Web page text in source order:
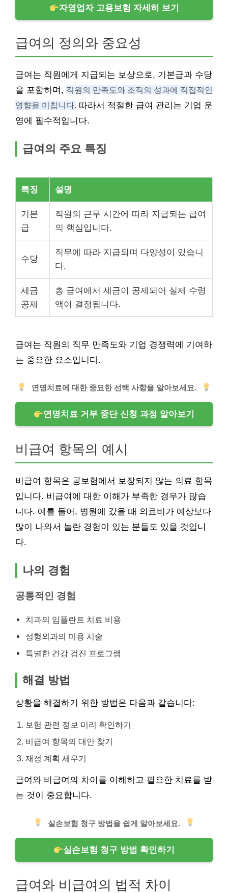
자영업자 고용보험 자세히 보기
급여의 정의와 중요성
급여는 직원에게 지급되는 보상으로, 기본급과 수당
을 포함하며, 직원의 만족도와 조직의 성과에 직접적인
영향을 미칩니다. 따라서 적절한 급여 관리는 기업 운
영에 필수적입니다.
급여의 주요 특징
특징 설명
기본
급
직원의 근무 시간에 따라 지급되는 급여
의 핵심입니다.
수당
직무에 따라 지급되며 다양성이 있습니
다.
세금
공제
총 급여에서 세금이 공제되어 실제 수령
액이 결정됩니다.
급여는 직원의 직무 만족도와 기업 경쟁력에 기여하
는 중요한 요소입니다.
연명치료에 대한 중요한 선택 사항을 알아보세요.
연명치료 거부 중단 신청 과정 알아보기
비급여 항목의 예시
비급여 항목은 공보험에서 보장되지 않는 의료 항목
입니다. 비급여에 대한 이해가 부족한 경우가 많습
니다. 예를 들어, 병원에 갔을 때 의료비가 예상보다
많이 나와서 놀란 경험이 있는 분들도 있을 것입니
다.
나의 경험
공통적인 경험
치과의 임플란트 치료 비용
성형외과의 미용 시술
특별한 건강 검진 프로그램
해결 방법
상황을 해결하기 위한 방법은 다음과 같습니다:
보험 관련 정보 미리 확인하기
비급여 항목의 대안 찾기
재정 계획 세우기
급여와 비급여의 차이를 이해하고 필요한 치료를 받
는 것이 중요합니다.
실손보험 청구 방법을 쉽게 알아보세요.
실손보험 청구 방법 확인하기
급여와 비급여의 법적 차이